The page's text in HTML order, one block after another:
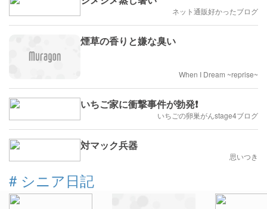
ネット通販好かったブログ
煙草の香りと嫌な臭い
When I Dream ~reprise~
いちご家に衝撃事件が勃発❗
いちごの卵巣がんstage4ブログ
対マック兵器
思いつき
# シニア日記